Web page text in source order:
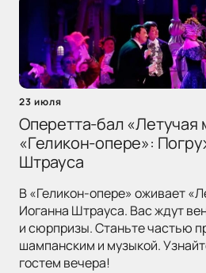
23 июля
Оперетта-бал «Летучая
«Геликон-опере»:
Штрауса
В «Геликон-опере» оживает
Иоганна Штрауса. Вас ждут
и сюрпризы. Станьте частью
шампанским и музыкой.
гостем вечера!